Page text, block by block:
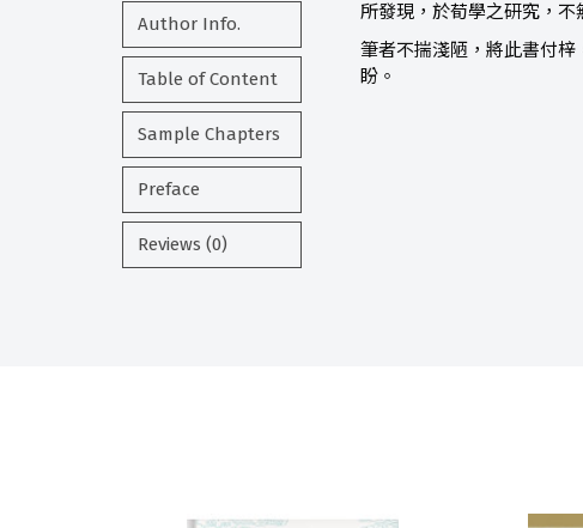
Author Info.
Table of Content
Sample Chapters
Preface
Reviews (0)
所發現，於荀學之研究，不
筆者不揣淺陋，將此書付
盼。